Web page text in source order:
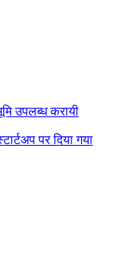
उपलब्ध करायी
पर दिया गया